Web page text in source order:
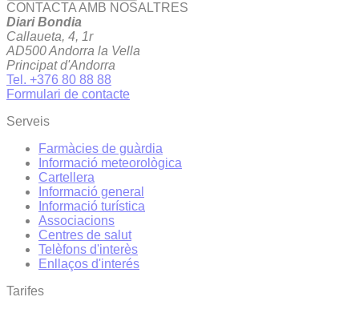
CONTACTA AMB NOSALTRES
Diari Bondia
Callaueta, 4, 1r
AD500 Andorra la Vella
Principat d'Andorra
Tel. +376 80 88 88
Formulari de contacte
Serveis
Farmàcies de guàrdia
Informació meteorològica
Cartellera
Informació general
Informació turística
Associacions
Centres de salut
Telèfons d'interès
Enllaços d'interés
Tarifes